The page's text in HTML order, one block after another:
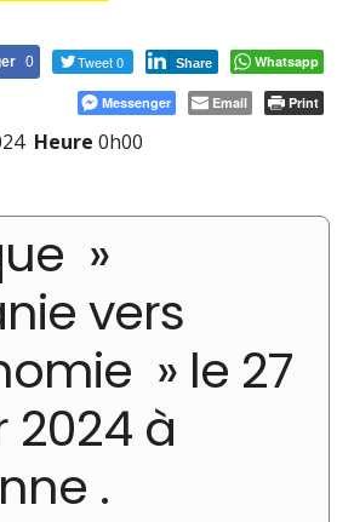
0 Tweet 0 Share Whatsapp
Messenger Email Print
Heure 0h00
»
vers
» le 27
2024 à
.